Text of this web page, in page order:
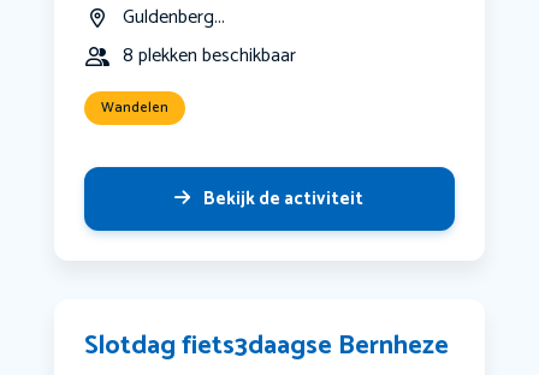
Guldenberg...
8 plekken beschikbaar
Wandelen
Bekijk de activiteit
Slotdag fiets3daagse Bernheze